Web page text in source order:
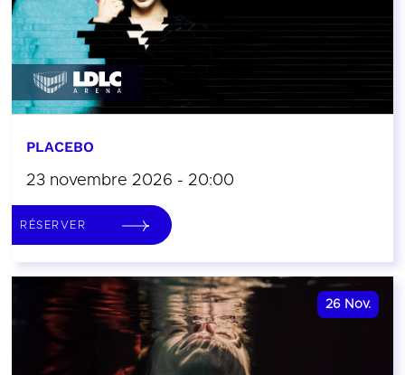
PLACEBO
23 novembre 2026 - 20:00
RÉSERVER
26 Nov.